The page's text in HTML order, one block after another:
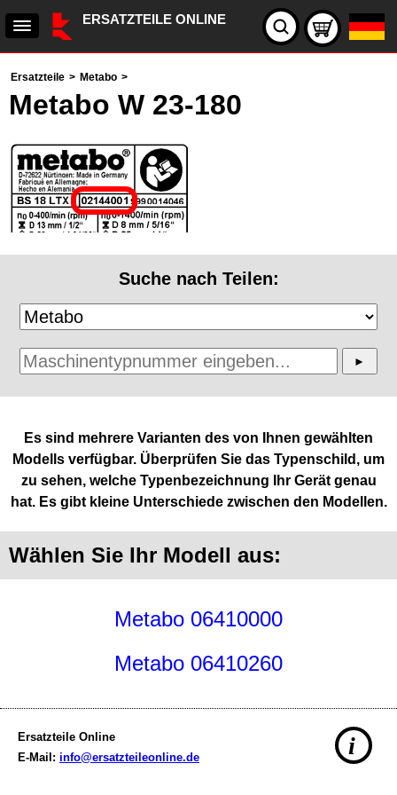
ERSATZTEILE ONLINE
Ersatzteile > Metabo >
Metabo W 23-180
Suche nach Teilen:
Es sind mehrere Varianten des von Ihnen gewählten
Modells verfügbar. Überprüfen Sie das Typenschild, um
zu sehen, welche Typenbezeichnung Ihr Gerät genau
hat. Es gibt kleine Unterschiede zwischen den Modellen.
Wählen Sie Ihr Modell aus:
Metabo 06410000
Metabo 06410260
Ersatzteile Online
E-Mail: info@ersatzteileonline.de i